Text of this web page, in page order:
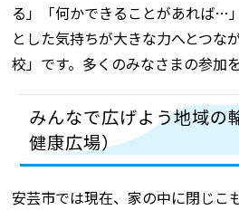
る」「何かできることがあれば…
とした気持ちが大きな力へとつな
校」です。多くのみなさまの参加
みんなで広げよう地域の
健康広場）
安芸市では現在、家の中に閉じこ